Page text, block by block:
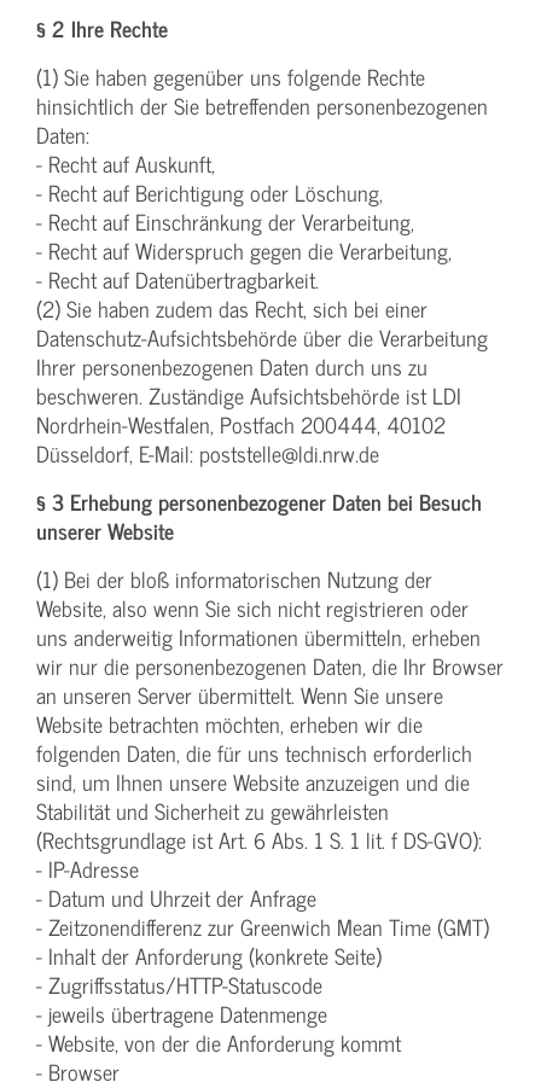
§ 2 Ihre Rechte
(1) Sie haben gegenüber uns folgende Rechte
hinsichtlich der Sie betreffenden personenbezogenen
Daten:
- Recht auf Auskunft,
- Recht auf Berichtigung oder Löschung,
- Recht auf Einschränkung der Verarbeitung,
- Recht auf Widerspruch gegen die Verarbeitung,
- Recht auf Datenübertragbarkeit.
(2) Sie haben zudem das Recht, sich bei einer
Datenschutz-Aufsichtsbehörde über die Verarbeitung
Ihrer personenbezogenen Daten durch uns zu
beschweren. Zuständige Aufsichtsbehörde ist LDI
Nordrhein-Westfalen, Postfach 200444, 40102
Düsseldorf, E-Mail: poststelle@ldi.nrw.de
§ 3 Erhebung personenbezogener Daten bei Besuch
unserer Website
(1) Bei der bloß informatorischen Nutzung der
Website, also wenn Sie sich nicht registrieren oder
uns anderweitig Informationen übermitteln, erheben
wir nur die personenbezogenen Daten, die Ihr Browser
an unseren Server übermittelt. Wenn Sie unsere
Website betrachten möchten, erheben wir die
folgenden Daten, die für uns technisch erforderlich
sind, um Ihnen unsere Website anzuzeigen und die
Stabilität und Sicherheit zu gewährleisten
(Rechtsgrundlage ist Art. 6 Abs. 1 S. 1 lit. f DS-GVO):
- IP-Adresse
- Datum und Uhrzeit der Anfrage
- Zeitzonendifferenz zur Greenwich Mean Time (GMT)
- Inhalt der Anforderung (konkrete Seite)
- Zugriffsstatus/HTTP-Statuscode
- jeweils übertragene Datenmenge
- Website, von der die Anforderung kommt
- Browser